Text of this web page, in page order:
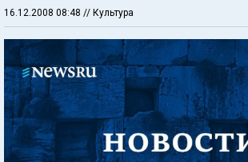
16.12.2008 08:48 // Культура